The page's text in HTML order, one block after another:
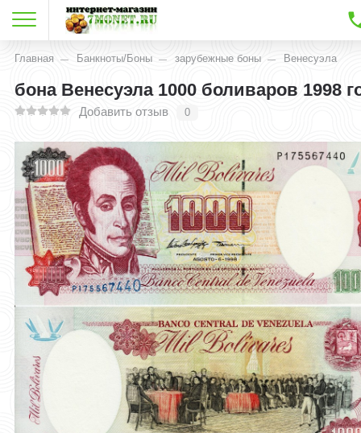
Главная Банкноты/Боны зарубежные боны Венесуэла
бона Венесуэла 1000 боливаров 1998
Добавить отзыв 0